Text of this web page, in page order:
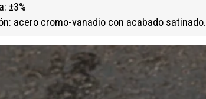
±3%
acero cromo-vanadio con acabado satinado.